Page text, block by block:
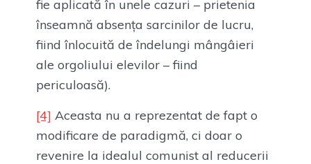
fie aplicată în unele cazuri – prietenia
înseamnă absența sarcinilor de lucru,
fiind înlocuită de îndelungi mângâieri
ale orgoliului elevilor – fiind
periculoasă).
[4] Aceasta nu a reprezentat de fapt o
modificare de paradigmă, ci doar o
revenire la idealul comunist al reducerii